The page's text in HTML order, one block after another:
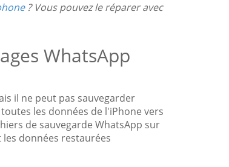
? Vous pouvez le réparer avec
WhatsApp
il ne peut pas sauvegarder
les données de l'iPhone vers
de sauvegarde WhatsApp sur
données restaurées